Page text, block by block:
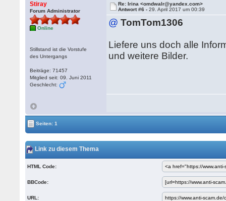
Stiray
Forum Administrator
Online
Stillstand ist die Vorstufe
des Untergangs
Beiträge: 71457
Mitglied seit: 09. Juni 2011
Geschlecht:
Re: Irina <omdwalr@yandex.com>
Antwort #6 -29. April 2017 um 00:39
@ TomTom1306
Liefere uns doch alle
und weitere Bilder.
Seiten: 1
Link zu diesem Thema
HTML Code:
BBCode:
URL: